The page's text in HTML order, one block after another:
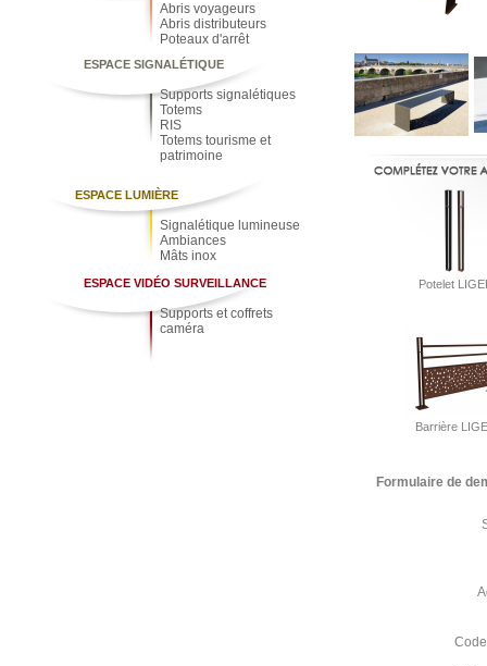
Abris voyageurs
Abris distributeurs
Poteaux d'arrêt
ESPACE SIGNALÉTIQUE
Supports signalétiques
Totems
RIS
Totems tourisme et
patrimoine
ESPACE LUMIÈRE
Signalétique lumineuse
Ambiances
Mâts inox
ESPACE VIDÉO SURVEILLANCE
Supports et coffrets
caméra
Potelet
Barrière
Formulaire de